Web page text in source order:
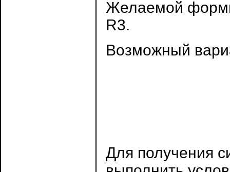
Желаемой
R3.
Возможный
Для получения